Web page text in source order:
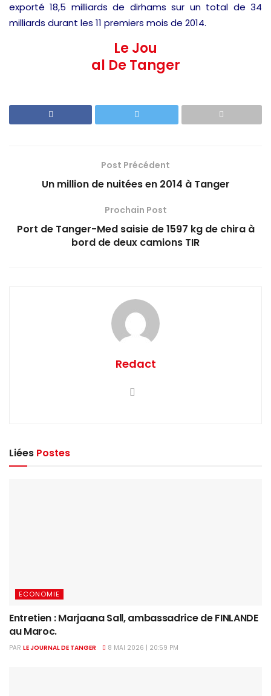
exporté 18,5 milliards de dirhams sur un total de 34
milliards durant les 11 premiers mois de 2014.
Le Jou
al De Tanger
Post Précédent
Un million de nuitées en 2014 à Tanger
Prochain Post
Port de Tanger-Med saisie de 1597 kg de chira à
bord de deux camions TIR
Redact
Liées Postes
ECONOMIE
Entretien : Marjaana Sall, ambassadrice de FINLANDE
au Maroc.
PAR LE JOURNAL DE TANGER 8 MAI 2026 | 20:59 PM